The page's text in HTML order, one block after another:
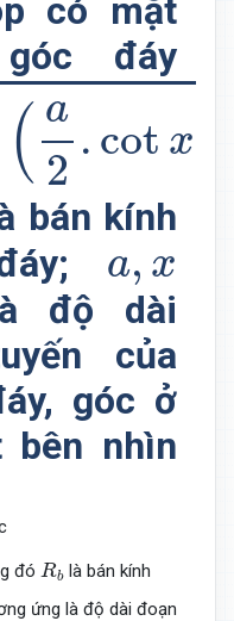
có mặt
đáy
( a
2
. cot x
x)2
bán kính
a, x
a, x
độ dài
của
góc ở
bên nhìn
đó Rb
Rb là bán kính
ứng là độ dài đoạn